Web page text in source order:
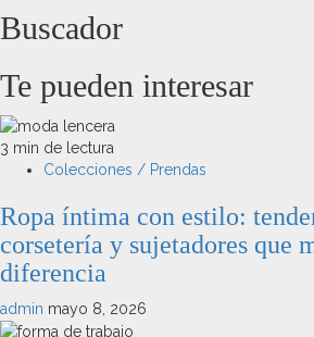
Buscador
Te pueden interesar
3 min de lectura
Colecciones / Prendas
Ropa íntima con estilo:
corsetería y sujetadores que
diferencia
admin mayo 8, 2026